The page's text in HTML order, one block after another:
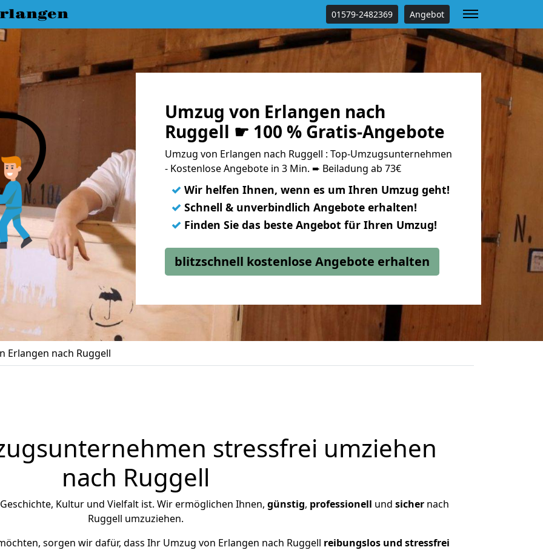
01579-2482369 Angebot
Umzug von Erlangen nach
Ruggell ☛ 100 % Gratis-Angebote
Umzug von Erlangen nach Ruggell : Top-Umzugsunternehmen
- Kostenlose Angebote in 3 Min. ➨ Beiladung ab 73€
✓ Wir helfen Ihnen, wenn es um Ihren Umzug geht!
✓ Schnell & unverbindlich Angebote erhalten!
✓ Finden Sie das beste Angebot für Ihren Umzug!
blitzschnell kostenlose Angebote erhalten
Erlangen nach Ruggell
stressfrei umziehen
nach Ruggell
Kultur und Vielfalt ist. Wir ermöglichen Ihnen, günstig, professionell und sichernach
Ruggell umzuziehen.
sorgen wir dafür, dass Ihr Umzug von Erlangen nach Ruggell reibungslos und stressfrei